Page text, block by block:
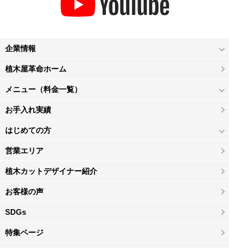
企業情報
植木屋革命ホーム
メニュー（料金一覧）
お手入れ実績
はじめての方
営業エリア
植木カットデザイナー紹介
お客様の声
SDGs
特集ページ